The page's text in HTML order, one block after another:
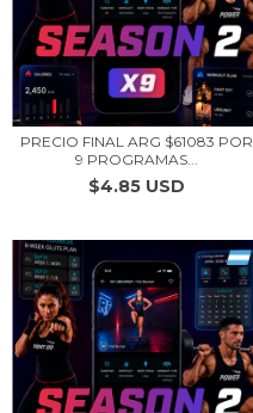
PRECIO FINAL ARG $61083 POR
9 PROGRAMAS...
$4.85 USD